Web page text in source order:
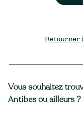
Retourner
Vous souhaitez
Antibes ou ailleurs ?